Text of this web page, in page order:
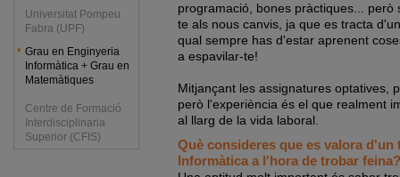
Universitat Pompeu
Fabra (UPF)
Grau en Enginyeria
Informàtica + Grau en
Matemàtiques
Centre de Formació
Interdisciplinaria
Superior (CFIS)
programació, bones pràctiques...
te als nous canvis, ja que es tracta
qual sempre has d'estar aprenent
a espavilar-te!
Mitjançant les assignatures optatives,
però l'experiència és el que realment
al llarg de la vida laboral.
Què consideres que es valora d'un
Informàtica a l'hora de trobar feina?